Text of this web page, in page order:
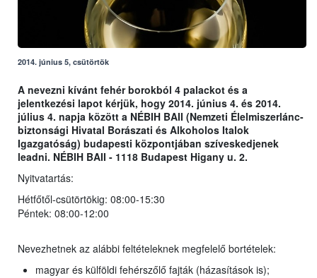
2014. június 5, csütörtök
A nevezni kívánt fehér borokból 4 palackot és a
jelentkezési lapot kérjük, hogy 2014. június 4. és 2014.
július 4. napja között a NÉBIH BAII (Nemzeti Élelmiszerlánc-
biztonsági Hivatal Borászati és Alkoholos Italok
Igazgatóság) budapesti központjában szíveskedjenek
leadni. NÉBIH BAII - 1118 Budapest Higany u. 2.
Nyitvatartás:
Hétfőtől-csütörtökig: 08:00-15:30
Péntek: 08:00-12:00
Nevezhetnek az alábbi feltételeknek megfelelő bortételek:
magyar és külföldi fehérszőlő fajták (házasítások is);